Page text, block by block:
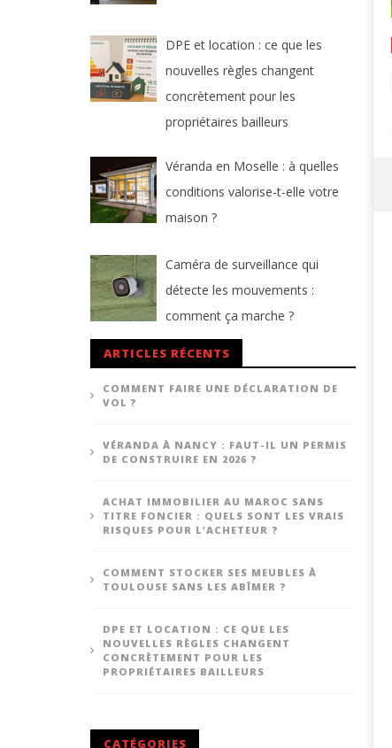
DPE et location : ce que les
nouvelles règles changent
concrètement pour les
propriétaires bailleurs
Véranda en Moselle : à quelles
conditions valorise-t-elle votre
maison ?
Caméra de surveillance qui
détecte les mouvements :
comment ça marche ?
ARTICLES RÉCENTS
COMMENT FAIRE UNE DÉCLARATION DE
VOL ?
VÉRANDA À NANCY : FAUT-IL UN PERMIS
DE CONSTRUIRE EN 2026 ?
ACHAT IMMOBILIER AU MAROC SANS
TITRE FONCIER : QUELS SONT LES VRAIS
RISQUES POUR L’ACHETEUR ?
COMMENT STOCKER SES MEUBLES À
TOULOUSE SANS LES ABÎMER ?
DPE ET LOCATION : CE QUE LES
NOUVELLES RÈGLES CHANGENT
CONCRÈTEMENT POUR LES
PROPRIÉTAIRES BAILLEURS
CATÉGORIES